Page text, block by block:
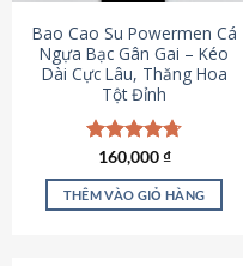
chọn
trên
trang
sản
phẩm
Bao Cao Su Powermen Cá
Ngựa Bạc Gân Gai – Kéo
Dài Cực Lâu, Thăng Hoa
Tột Đỉnh
Được xếp
hạng4.73
5 sao
160,000₫
THÊM VÀO GIỎ HÀNG